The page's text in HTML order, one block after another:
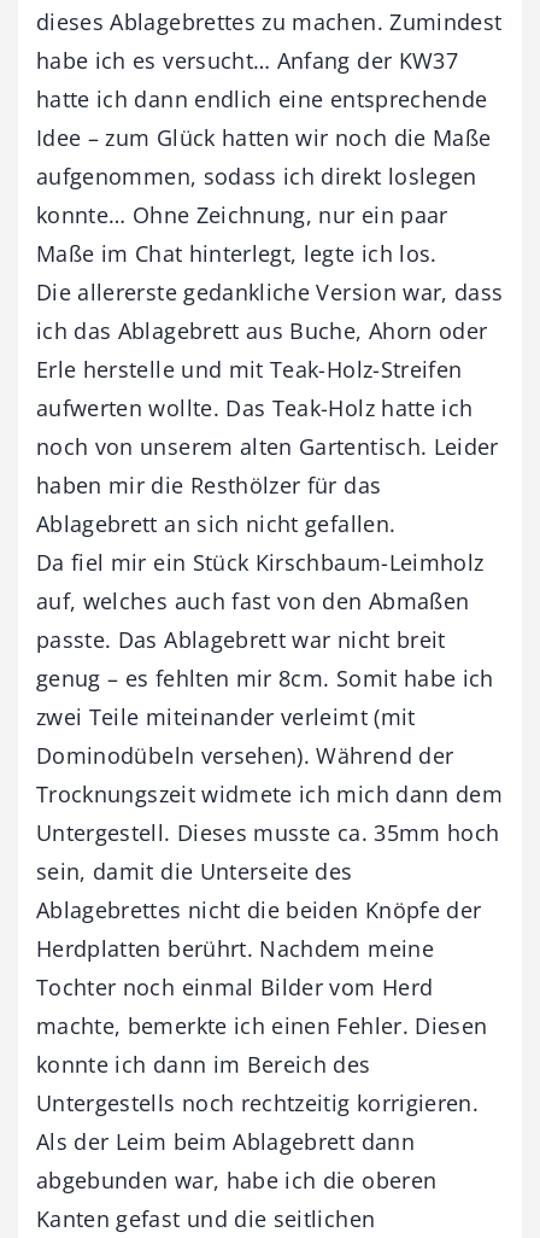
dieses Ablagebrettes zu machen. Zumindest
habe ich es versucht… Anfang der KW37
hatte ich dann endlich eine entsprechende
Idee – zum Glück hatten wir noch die Maße
aufgenommen, sodass ich direkt loslegen
konnte… Ohne Zeichnung, nur ein paar
Maße im Chat hinterlegt, legte ich los.
Die allererste gedankliche Version war, dass
ich das Ablagebrett aus Buche, Ahorn oder
Erle herstelle und mit Teak-Holz-Streifen
aufwerten wollte. Das Teak-Holz hatte ich
noch von unserem alten Gartentisch. Leider
haben mir die Resthölzer für das
Ablagebrett an sich nicht gefallen.
Da fiel mir ein Stück Kirschbaum-Leimholz
auf, welches auch fast von den Abmaßen
passte. Das Ablagebrett war nicht breit
genug – es fehlten mir 8cm. Somit habe ich
zwei Teile miteinander verleimt (mit
Dominodübeln versehen). Während der
Trocknungszeit widmete ich mich dann dem
Untergestell. Dieses musste ca. 35mm hoch
sein, damit die Unterseite des
Ablagebrettes nicht die beiden Knöpfe der
Herdplatten berührt. Nachdem meine
Tochter noch einmal Bilder vom Herd
machte, bemerkte ich einen Fehler. Diesen
konnte ich dann im Bereich des
Untergestells noch rechtzeitig korrigieren.
Als der Leim beim Ablagebrett dann
abgebunden war, habe ich die oberen
Kanten gefast und die seitlichen